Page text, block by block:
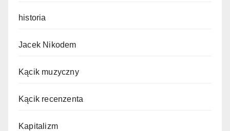
historia
Jacek Nikodem
Kącik muzyczny
Kącik recenzenta
Kapitalizm